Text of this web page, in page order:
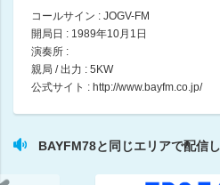
ANNA
11:00 ～ 12:00
YAMAMAN presents MUSIC SALAD
上野 優華
it!! Pikaco Edition Hour.1
コールサイン : JOGV-FM
開局日 : 1989年10月1日
演奏所 :
親局 / 出力 : 5KW
公式サイト : http://www.bayfm.co.jp/
BAYFM78と同じエリアで配信